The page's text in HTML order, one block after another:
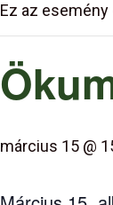
Ez az esemény
március 15 @